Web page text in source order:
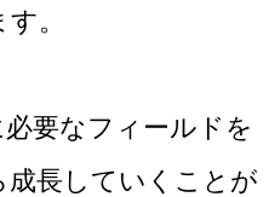
。
要なフィールドを
成長していくことが